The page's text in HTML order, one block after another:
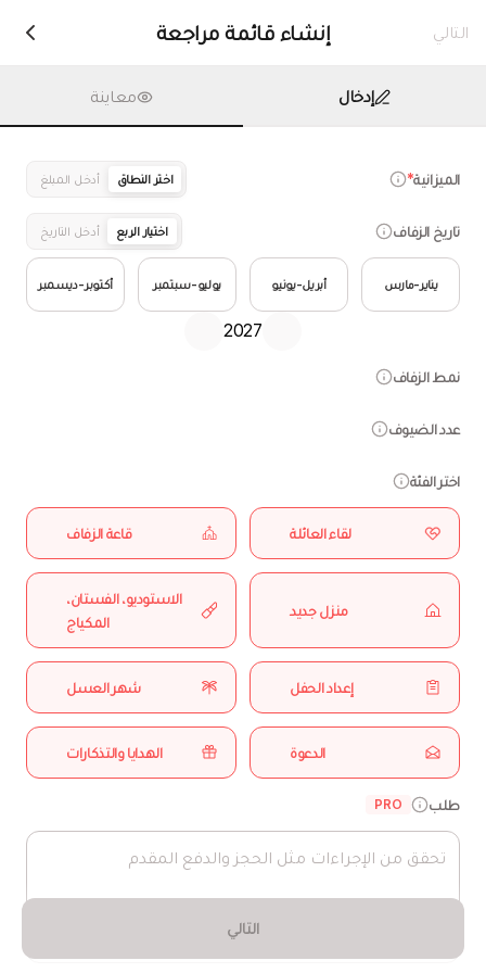
التالي إنشاء قائمة مراجعة
إدخال معاينة
الميزانية* اختر النطاق أدخل المبلغ
تاريخ الزفاف اختيار الربع أدخل التاريخ
يناير-مارس أبريل-يونيو يوليو-سبتمبر أكتوبر-ديسمبر
2027
نمط الزفاف
عدد الضيوف
اختر الفئة
لقاء العائلة قاعة الزفاف
منزل جديد
الاستوديو، الفستان،
المكياج
إعداد الحفل شهر العسل
الدعوة الهدايا والتذكارات
طلب PRO
التالي